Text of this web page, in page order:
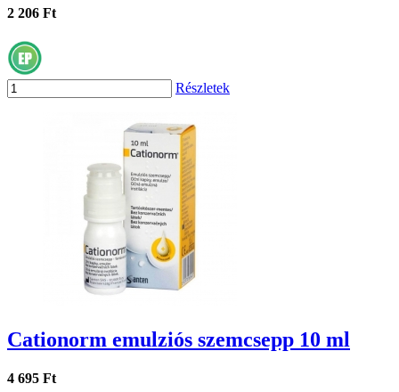
2 206 Ft
Részletek
Cationorm emulziós szemcsepp 10 ml
4 695 Ft